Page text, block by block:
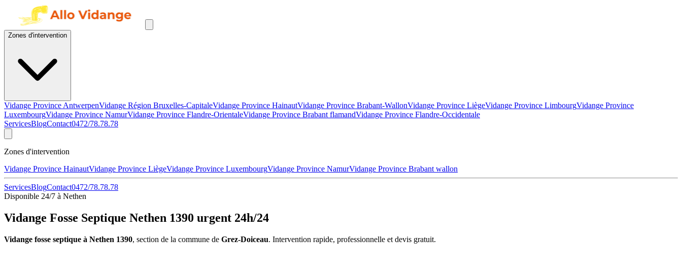
Zones d'intervention
Vidange Province AntwerpenVidange Région Bruxelles-CapitaleVidange Province HainautVidange Province Brabant-WallonVidange Province LiègeVidange Province LimbourgVidange Province
LuxembourgVidange Province NamurVidange Province Flandre-OrientaleVidange Province Brabant flamandVidange Province Flandre-Occidentale
ServicesBlogContact0472/78.78.78
Zones d'intervention
Vidange Province HainautVidange Province LiègeVidange Province LuxembourgVidange Province NamurVidange Province Brabant wallon
ServicesBlogContact0472/78.78.78
Disponible 24/7 à Nethen
Vidange Fosse Septique Nethen 1390 urgent 24h/24
Vidange fosse septique à Nethen 1390, section de la commune de Grez-Doiceau. Intervention rapide, professionnelle et devis gratuit.